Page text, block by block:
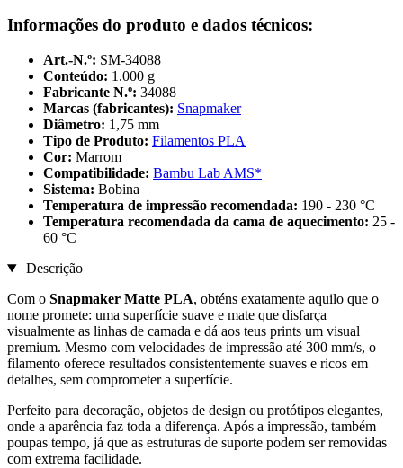
Informações do produto e dados técnicos:
Art.-N.º: SM-34088
Conteúdo: 1.000 g
Fabricante N.º: 34088
Marcas (fabricantes): Snapmaker
Diâmetro: 1,75 mm
Tipo de Produto: Filamentos PLA
Cor: Marrom
Compatibilidade: Bambu Lab AMS*
Sistema: Bobina
Temperatura de impressão recomendada: 190 - 230 °C
Temperatura recomendada da cama de aquecimento: 25 -
60 °C
Descrição
Com o Snapmaker Matte PLA, obténs exatamente aquilo que o
nome promete: uma superfície suave e mate que disfarça
visualmente as linhas de camada e dá aos teus prints um visual
premium. Mesmo com velocidades de impressão até 300 mm/s, o
filamento oferece resultados consistentemente suaves e ricos em
detalhes, sem comprometer a superfície.
Perfeito para decoração, objetos de design ou protótipos elegantes,
onde a aparência faz toda a diferença. Após a impressão, também
poupas tempo, já que as estruturas de suporte podem ser removidas
com extrema facilidade.